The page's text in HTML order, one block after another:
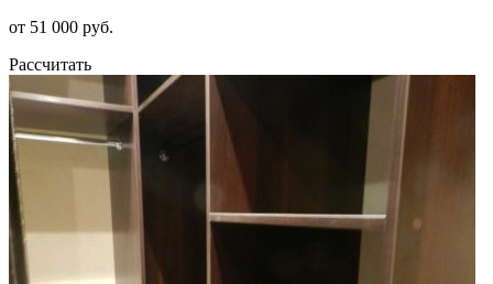
от 51 000 руб.
Рассчитать